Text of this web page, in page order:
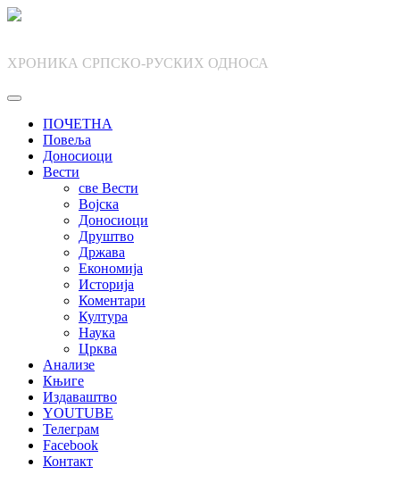
Skip
ХРОНИКА СРПСКО-РУСКИХ ОДНОСА
ПОЧЕТНА
Повеља
Доносиоци
Вести
све Вести
Војска
Доносиоци
Друштво
Држава
Економија
Историја
Коментари
Култура
Наука
Црква
Анализе
Књиге
Издаваштво
YOUTUBE
Телеграм
Facebook
Контакт